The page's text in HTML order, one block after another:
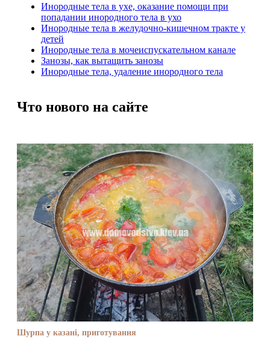
Инородные тела в ухе, оказание помощи при
попадании инородного тела в ухо
Инородные тела в желудочно-кишечном тракте у
детей
Инородные тела в мочеиспускательном канале
Занозы, как вытащить занозы
Инородные тела, удаление инородного тела
Что нового на сайте
Шурпа у казані, приготування